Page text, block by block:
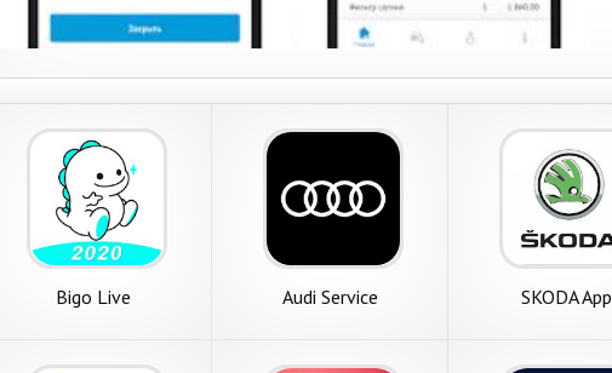
Bigo Live Audi Service SKODA App